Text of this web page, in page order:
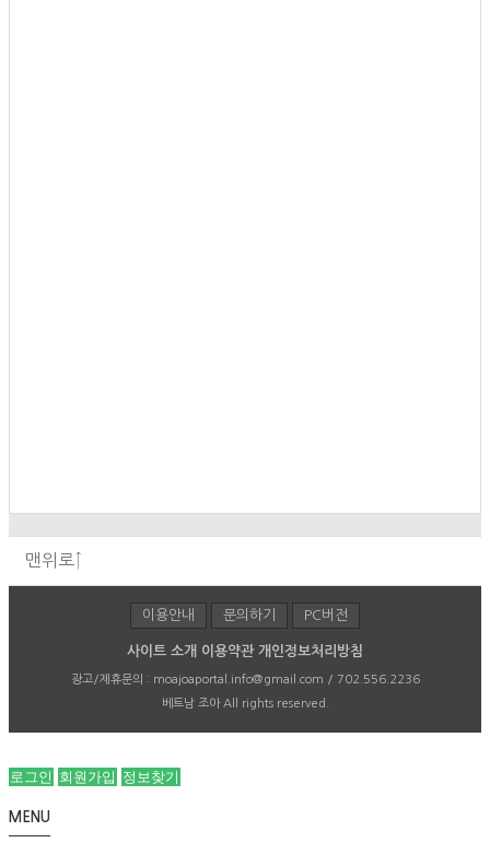
맨위로↑
이용안내 문의하기 PC버전
사이트 소개 이용약관 개인정보처리방침
광고/제휴문의 : moajoaportal.info@gmail.com / 702.556.2236
베트남 조아 All rights reserved.
로그인 회원가입 정보찾기
MENU